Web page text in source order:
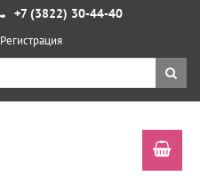
+7 (3822) 30-44-40
Регистрация